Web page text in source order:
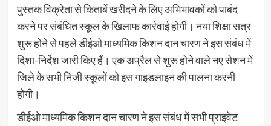
पुस्तक विक्रेता से किताबें खरीदने के लिए अभिभावकों को पाबंद
करने पर संबंधित स्कूल के खिलाफ कार्रवाई होगी। नया शिक्षा सत्र
शुरू होने से पहले डीईओ माध्यमिक किशन दान चारण ने इस संबंध में
दिशा-निर्देश जारी किए हैं। एक अप्रैल से शुरू होने वाले नए सेशन में
जिले के सभी निजी स्कूलों को इस गाइडलाइन की पालना करनी
होगी।
डीईओ माध्यमिक किशन दान चारण ने इस संबंध में सभी प्राइवेट